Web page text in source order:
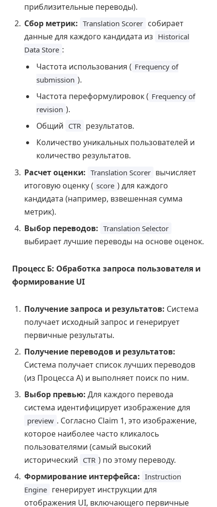
приблизительные переводы).
Сбор метрик: Translation Scorer собирает
данные для каждого кандидата из Historical
Data Store :
Частота использования ( Frequency of
submission ).
Частота переформулировок ( Frequency of
revision ).
Общий CTR результатов.
Количество уникальных пользователей и
количество результатов.
Расчет оценки: Translation Scorer вычисляет
итоговую оценку ( score ) для каждого
кандидата (например, взвешенная сумма
метрик).
Выбор переводов: Translation Selector
выбирает лучшие переводы на основе оценок.
Процесс Б: Обработка запроса пользователя и
формирование UI
Получение запроса и результатов: Система
получает исходный запрос и генерирует
первичные результаты.
Получение переводов и результатов:
Система получает список лучших переводов
(из Процесса А) и выполняет поиск по ним.
Выбор превью: Для каждого перевода
система идентифицирует изображение для
preview . Согласно Claim 1, это изображение,
которое наиболее часто кликалось
пользователями (самый высокий
исторический CTR ) по этому переводу.
Формирование интерфейса: Instruction
Engine генерирует инструкции для
отображения UI, включающего первичные